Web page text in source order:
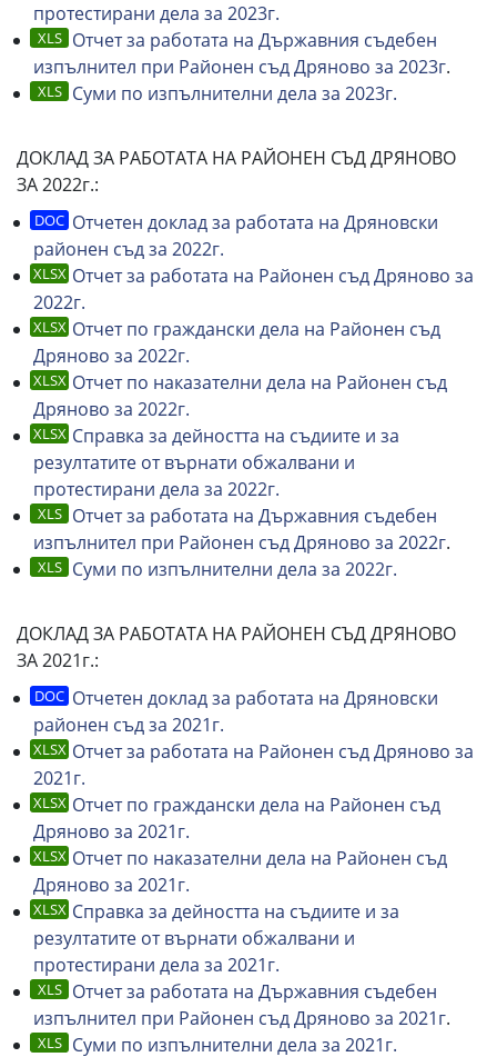
протестирани дела за 2023г.
Отчет за работата на Държавния съдебен
изпълнител при Районен съд Дряново за 2023г.
Суми по изпълнителни дела за 2023г.
ДОКЛАД ЗА РАБОТАТА НА РАЙОНЕН СЪД ДРЯНОВО
ЗА 2022г.:
Отчетен доклад за работата на Дряновски
районен съд за 2022г.
Отчет за работата на Районен съд Дряново за
2022г.
Отчет по граждански дела на Районен съд
Дряново за 2022г.
Отчет по наказателни дела на Районен съд
Дряново за 2022г.
Справка за дейността на съдиите и за
резултатите от върнати обжалвани и
протестирани дела за 2022г.
Отчет за работата на Държавния съдебен
изпълнител при Районен съд Дряново за 2022г.
Суми по изпълнителни дела за 2022г.
ДОКЛАД ЗА РАБОТАТА НА РАЙОНЕН СЪД ДРЯНОВО
ЗА 2021г.:
Отчетен доклад за работата на Дряновски
районен съд за 2021г.
Отчет за работата на Районен съд Дряново за
2021г.
Отчет по граждански дела на Районен съд
Дряново за 2021г.
Отчет по наказателни дела на Районен съд
Дряново за 2021г.
Справка за дейността на съдиите и за
резултатите от върнати обжалвани и
протестирани дела за 2021г.
Отчет за работата на Държавния съдебен
изпълнител при Районен съд Дряново за 2021г.
Суми по изпълнителни дела за 2021г.